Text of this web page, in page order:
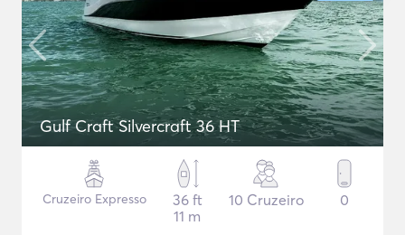
Gulf Craft Silvercraft 36 HT
Cruzeiro Expresso
36 ft
11 m
10 Cruzeiro 0